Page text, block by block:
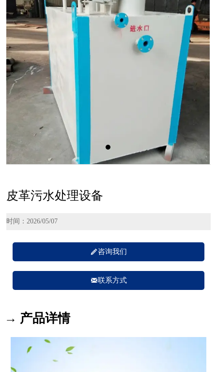
皮革污水处理设备
时间：2026/05/07
咨询我们
联系方式
→ 产品详情